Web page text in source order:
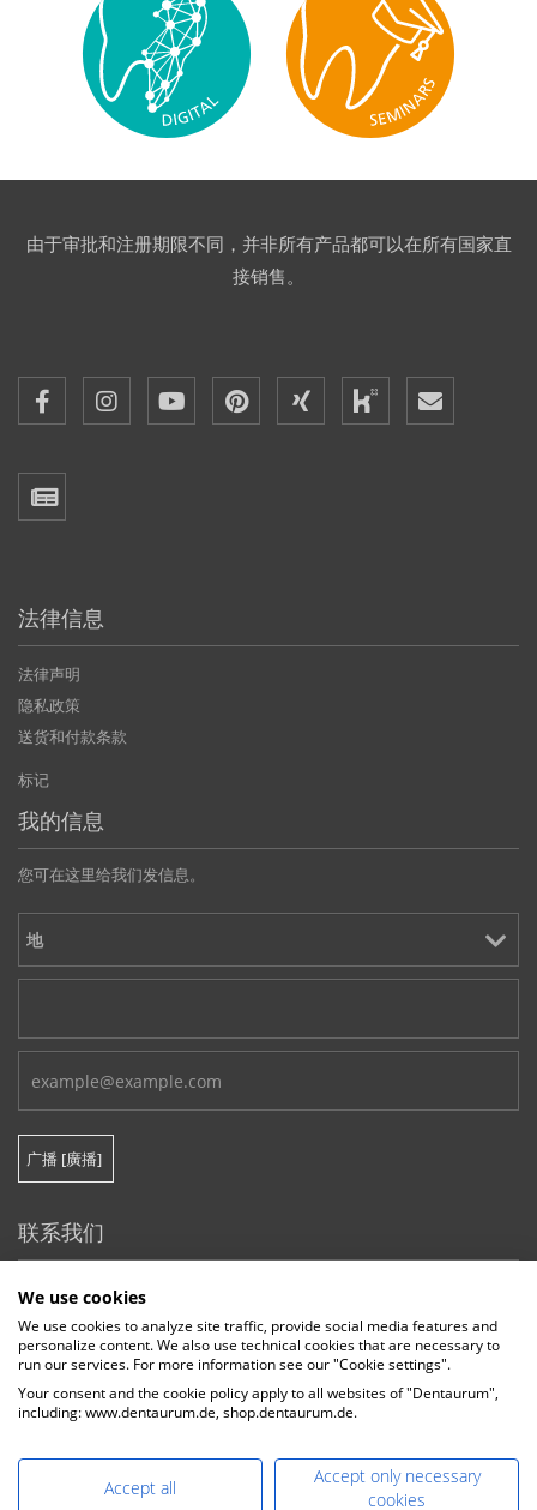
由于审批和注册期限不同，并非所有产品都可以在所有国家直
接销售。
法律信息
法律声明
隐私政策
送货和付款条款
标记
我的信息
您可在这里给我们发信息。
联系我们
+49-7231-803-0
info@dentaurum.com
E-Mail Sales:
DENTAURUM GmbH & Co. KG
Turnstr. 31, 75228 Ispringen, Germany
We use cookies
We use cookies to analyze site traffic, provide social media features and
personalize content. We also use technical cookies that are necessary to
run our services. For more information see our "Cookie settings".
Your consent and the cookie policy apply to all websites of "Dentaurum",
including: www.dentaurum.de, shop.dentaurum.de.
Accept all
Accept only necessary
cookies